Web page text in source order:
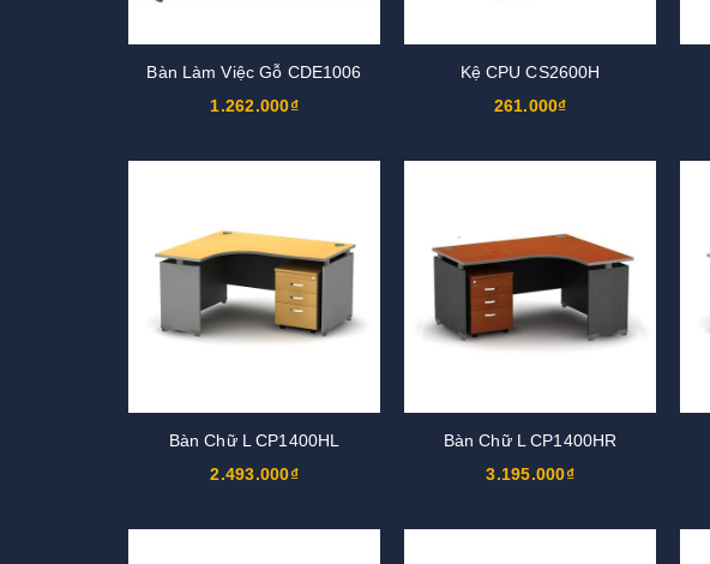
Bàn Làm Việc Gỗ CDE1006
1.262.000₫
Kệ CPU CS2600H
261.000₫
Bàn Chữ L CP1400HL
2.493.000₫
Bàn Chữ L CP1400HR
3.195.000₫